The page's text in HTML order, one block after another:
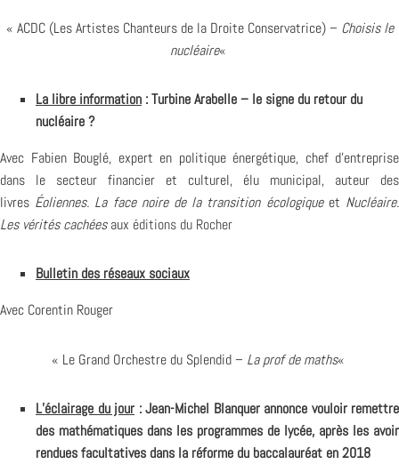
« ACDC (Les Artistes Chanteurs de la Droite Conservatrice) – Choisis le
nucléaire«
La libre information : Turbine Arabelle – le signe du retour du
nucléaire ?
Avec Fabien Bouglé, expert en politique énergétique, chef d’entreprise
dans le secteur financier et culturel, élu municipal, auteur des
livres Éoliennes. La face noire de la transition écologiqueet Nucléaire.
Les vérités cachéesaux éditions du Rocher
Bulletin des réseaux sociaux
Avec Corentin Rouger
« Le Grand Orchestre du Splendid – La prof de maths«
L’éclairage du jour : Jean-Michel Blanquer annonce vouloir remettre
des mathématiques dans les programmes de lycée, après les avoir
rendues facultatives dans la réforme du baccalauréat en 2018